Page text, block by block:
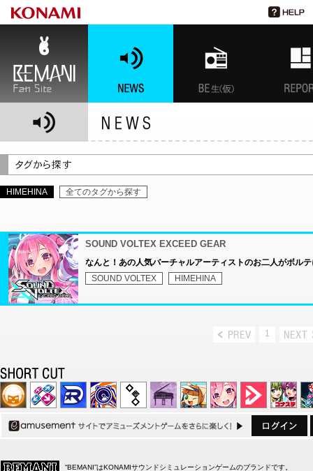
HIMEHINA 全てのタグから探す
SOUND VOLTEX EXCEED GEAR
なんと！あの人気バーチャルアーティストのお二人がボル
SOUND VOLTEX
HIMEHINA
1
“BEMANI”はKONAMIサウンドシミュレーションゲームのブランドです。